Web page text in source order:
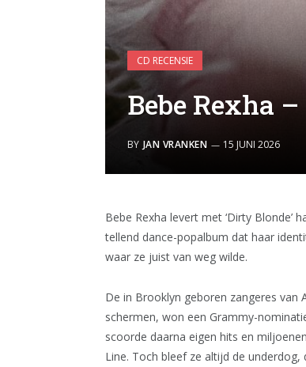
CD RECENSIE
Bebe Rexha
BY JAN VRANKEN 15 JUNI 2026
Bebe Rexha levert met ‘Dirty
tellend dance-popalbum dat haar
waar ze juist van weg wilde.
De in Brooklyn geboren zangeres van
schermen, won een Grammy-
scoorde daarna eigen hits en
Line. Toch bleef ze altijd de